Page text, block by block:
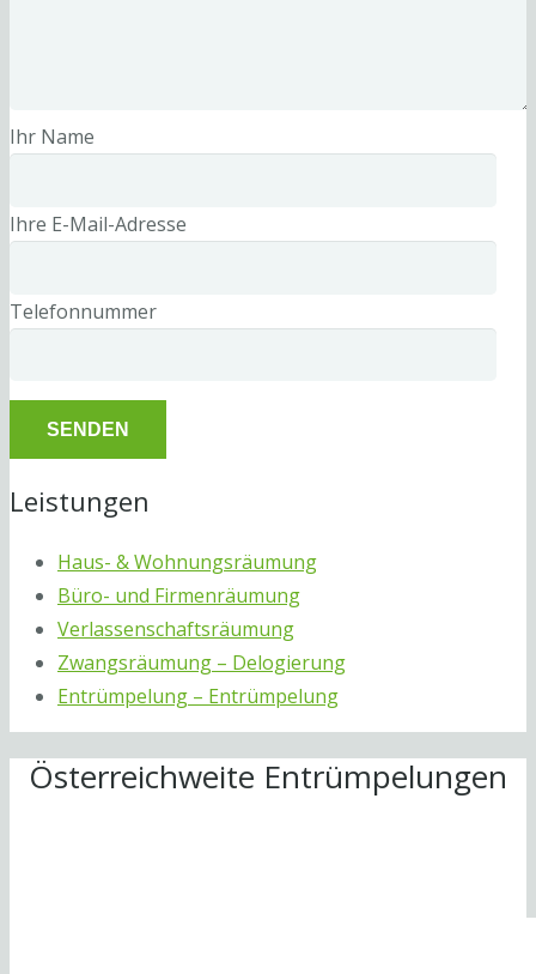
Ihr Name
Ihre E-Mail-Adresse
Telefonnummer
Leistungen
Haus- & Wohnungsräumung
Büro- und Firmenräumung
Verlassenschaftsräumung
Zwangsräumung – Delogierung
Entrümpelung – Entrümpelung
Österreichweite Entrümpelungen